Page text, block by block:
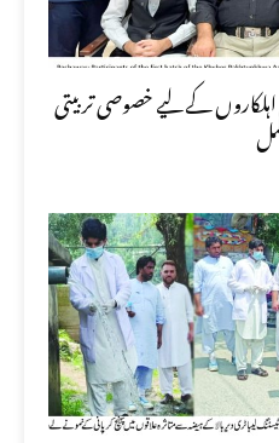
کے لیے خصوصی تربیتی